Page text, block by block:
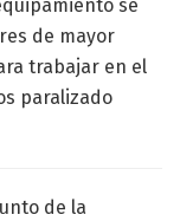
se
de mayor
trabajar en el
paralizado
de la